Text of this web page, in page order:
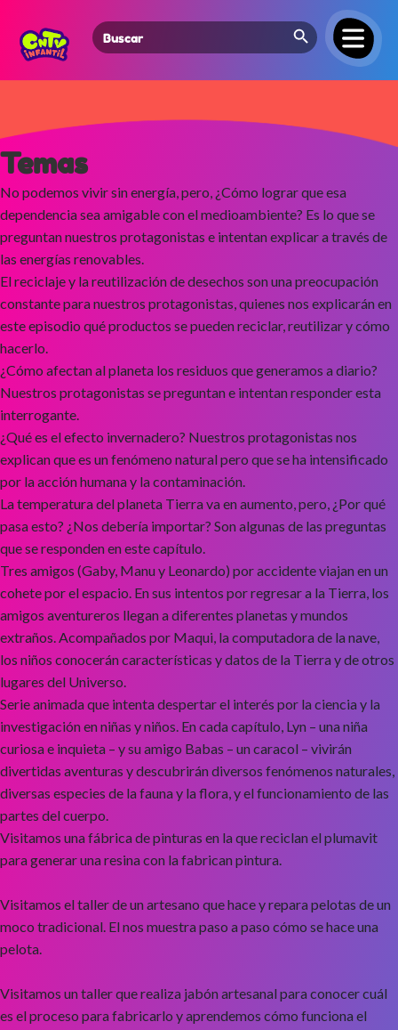
Search
for:
Search Button
Temas
No podemos vivir sin energía, pero, ¿Cómo lograr que esa
dependencia sea amigable con el medioambiente? Es lo que se
preguntan nuestros protagonistas e intentan explicar a través de
las energías renovables.
El reciclaje y la reutilización de desechos son una preocupación
constante para nuestros protagonistas, quienes nos explicarán en
este episodio qué productos se pueden reciclar, reutilizar y cómo
hacerlo.
¿Cómo afectan al planeta los residuos que generamos a diario?
Nuestros protagonistas se preguntan e intentan responder esta
interrogante.
¿Qué es el efecto invernadero? Nuestros protagonistas nos
explican que es un fenómeno natural pero que se ha intensificado
por la acción humana y la contaminación.
La temperatura del planeta Tierra va en aumento, pero, ¿Por qué
pasa esto? ¿Nos debería importar? Son algunas de las preguntas
que se responden en este capítulo.
Tres amigos (Gaby, Manu y Leonardo) por accidente viajan en un
cohete por el espacio. En sus intentos por regresar a la Tierra, los
amigos aventureros llegan a diferentes planetas y mundos
extraños. Acompañados por Maqui, la computadora de la nave,
los niños conocerán características y datos de la Tierra y de otros
lugares del Universo.
Serie animada que intenta despertar el interés por la ciencia y la
investigación en niñas y niños. En cada capítulo, Lyn – una niña
curiosa e inquieta – y su amigo Babas – un caracol – vivirán
divertidas aventuras y descubrirán diversos fenómenos naturales,
diversas especies de la fauna y la flora, y el funcionamiento de las
partes del cuerpo.
Visitamos una fábrica de pinturas en la que reciclan el plumavit
para generar una resina con la fabrican pintura.
Visitamos el taller de un artesano que hace y repara pelotas de un
moco tradicional. El nos muestra paso a paso cómo se hace una
pelota.
Visitamos un taller que realiza jabón artesanal para conocer cuál
es el proceso para fabricarlo y aprendemos cómo funciona el